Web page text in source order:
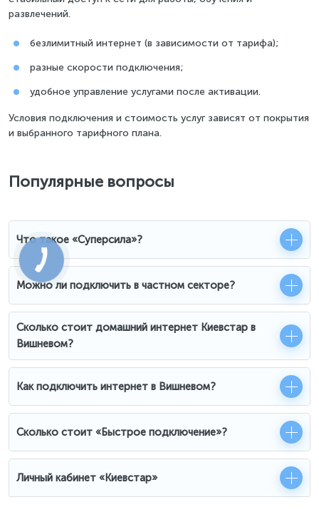
развлечений.
безлимитный интернет (в зависимости от тарифа);
разные скорости подключения;
удобное управление услугами после активации.
Условия подключения и стоимость услуг зависят от покрытия
и выбранного тарифного плана.
Популярные вопросы
Что такое «Суперсила»?
Можно ли подключить в частном секторе?
Сколько стоит домашний интернет Киевстар в
Вишневом?
Как подключить интернет в Вишневом?
Сколько стоит «Быстрое подключение»?
Личный кабинет «Киевстар»